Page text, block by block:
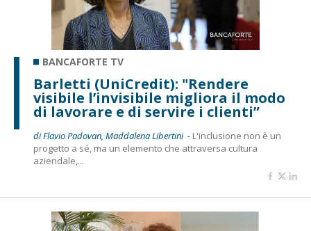
BANCAFORTE TV
Barletti (UniCredit): "Rendere
visibile l’invisibile migliora il modo
di lavorare e di servire i clienti”
di Flavio Padovan, Maddalena Libertini - L'inclusione non è un
progetto a sé, ma un elemento che attraversa cultura
aziendale,...